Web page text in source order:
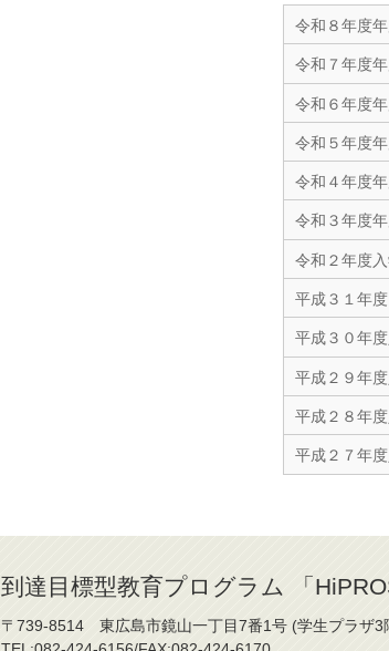
令和８年度
令和７年度
令和６年度
令和５年度
令和４年度
令和３年度
令和２年度
平成３１年
平成３０年
平成２９年
平成２８年
平成２７年
到達目標型教育プログラム 「
〒739-8514 東広島市鏡山一丁目7番1号 (学生プラザ3